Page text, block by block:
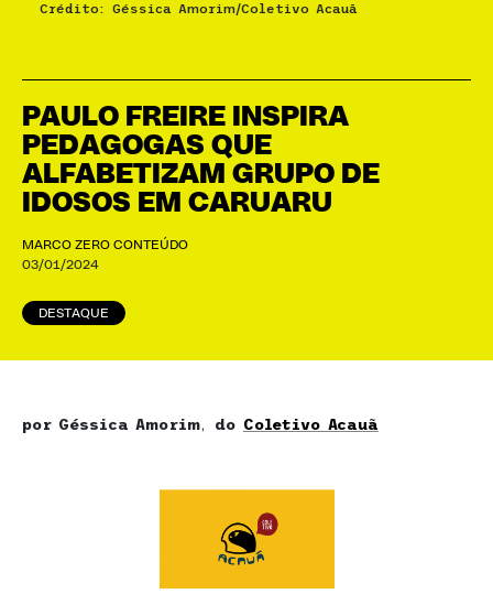
PAULO FREIRE INSPIRA
PEDAGOGAS QUE
ALFABETIZAM GRUPO DE
IDOSOS EM CARUARU
MARCO ZERO CONTEÚDO
03/01/2024
DESTAQUE
Crédito: Géssica Amorim/Coletivo Acauã
por Géssica Amorim, do Coletivo Acauã